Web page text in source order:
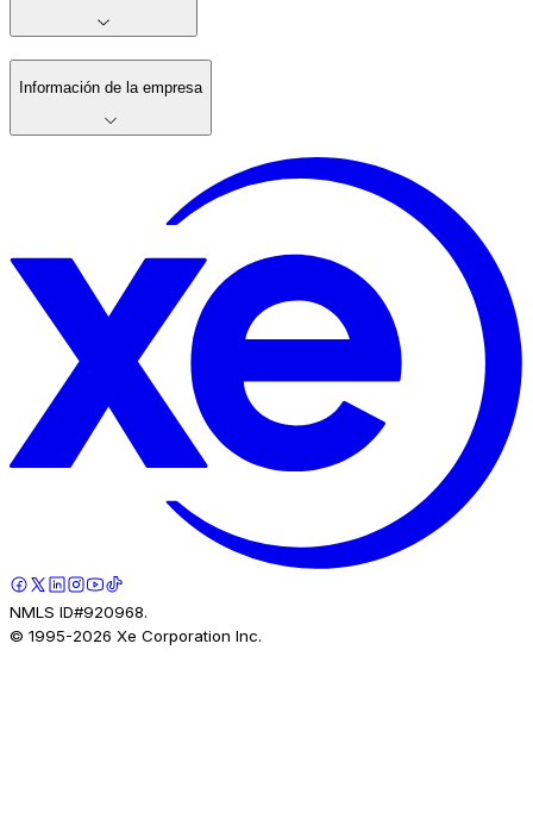
Información de la empresa
NMLS ID#920968.
© 1995-2026 Xe Corporation Inc.